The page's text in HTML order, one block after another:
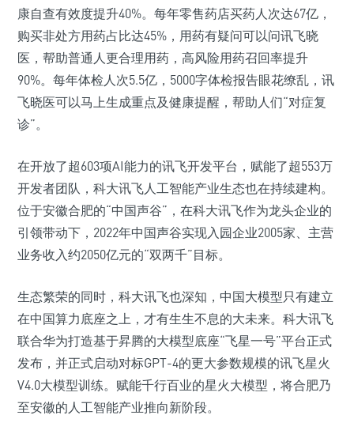
康自查有效度提升40%。每年零售药店买药人次达67亿，
购买非处方用药占比达45%，用药有疑问可以问讯飞晓
医，帮助普通人更合理用药，高风险用药召回率提升
90%。每年体检人次5.5亿，5000字体检报告眼花缭乱，讯
飞晓医可以马上生成重点及健康提醒，帮助人们“对症复
诊”。
在开放了超603项AI能力的讯飞开发平台，赋能了超553万
开发者团队，科大讯飞人工智能产业生态也在持续建构。
位于安徽合肥的“中国声谷”，在科大讯飞作为龙头企业的
引领带动下，2022年中国声谷实现入园企业2005家、主营
业务收入约2050亿元的“双两千”目标。
生态繁荣的同时，科大讯飞也深知，中国大模型只有建立
在中国算力底座之上，才有生生不息的大未来。科大讯飞
联合华为打造基于昇腾的大模型底座“飞星一号”平台正式
发布，并正式启动对标GPT-4的更大参数规模的讯飞星火
V4.0大模型训练。赋能千行百业的星火大模型，将合肥乃
至安徽的人工智能产业推向新阶段。